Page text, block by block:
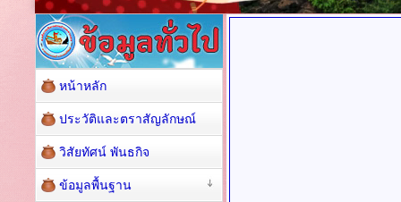
หน้าหลัก
ประวัติและตราสัญลักษณ์
วิสัยทัศน์ พันธกิจ
ข้อมูลพื้นฐาน